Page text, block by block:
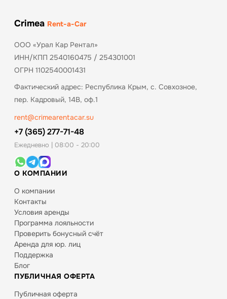
Crimea Rent-a-Car
ООО «Урал Кар Рентал»
ИНН/КПП 2540160475 / 254301001
ОГРН 1102540001431
Фактический адрес: Республика Крым, с. Совхозное,
пер. Кадровый, 14В, оф.1
rent@crimearentacar.su
+7 (365) 277-71-48
Ежедневно | 08:00 - 20:00
О КОМПАНИИ
О компании
Контакты
Условия аренды
Программа лояльности
Проверить бонусный счёт
Аренда для юр. лиц
Поддержка
Блог
ПУБЛИЧНАЯ ОФЕРТА
Публичная оферта